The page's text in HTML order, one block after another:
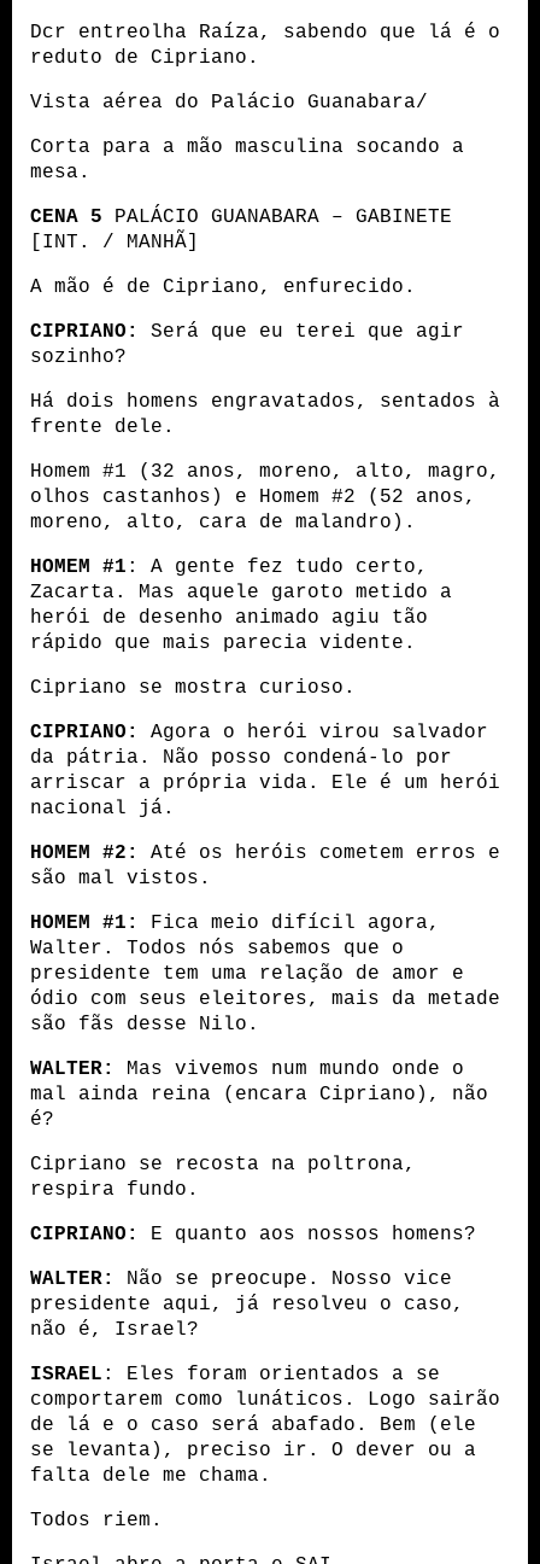
Dcr entreolha Raíza, sabendo que lá é o
reduto de Cipriano.
Vista aérea do Palácio Guanabara/
Corta para a mão masculina socando a
mesa.
CENA 5 PALÁCIO GUANABARA – GABINETE
[INT. / MANHÃ]
A mão é de Cipriano, enfurecido.
CIPRIANO:
Será que eu terei que agir
sozinho?
Há dois homens engravatados, sentados à
frente dele.
Homem #1 (32 anos, moreno, alto, magro,
olhos castanhos) e Homem #2 (52 anos,
moreno, alto, cara de malandro).
HOMEM #1 : A gente fez tudo certo,
Zacarta. Mas aquele garoto metido a
herói de desenho animado agiu tão
rápido que mais parecia vidente.
Cipriano se mostra curioso.
CIPRIANO:
Agora o herói virou salvador
da pátria. Não posso condená-lo por
arriscar a própria vida. Ele é um herói
nacional já.
HOMEM #2:
Até os heróis cometem erros e
são mal vistos.
HOMEM #1:
Fica meio difícil agora,
Walter. Todos nós sabemos que o
presidente tem uma relação de amor e
ódio com seus eleitores, mais da metade
são fãs desse Nilo.
WALTER:
Mas vivemos num mundo onde o
mal ainda reina (encara Cipriano), não
é?
Cipriano se recosta na poltrona,
respira fundo.
CIPRIANO: E quanto aos nossos homens?
WALTER:
Não se preocupe. Nosso vice
presidente aqui, já resolveu o caso,
não é, Israel?
ISRAEL : Eles foram orientados a se
comportarem como lunáticos. Logo sairão
de lá e o caso será abafado. Bem (ele
se levanta), preciso ir. O dever ou a
falta dele me chama.
Todos riem.